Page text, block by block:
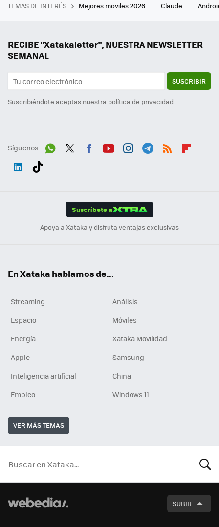
TEMAS DE INTERÉS Mejores moviles 2026 Claude
RECIBE "Xatakaletter", NUESTRA NEWSLETTER
SEMANAL
SUSCRIBIR
Suscribiéndote aceptas nuestra política de privacidad
Síguenos
Suscríbete a
Apoya a Xataka y disfruta ventajas exclusivas
En Xataka hablamos de...
Streaming
Análisis
Espacio
Móviles
Energía
Xataka Movilidad
Apple
Samsung
Inteligencia artificial
China
Empleo
Windows 11
VER MÁS TEMAS
SUBIR